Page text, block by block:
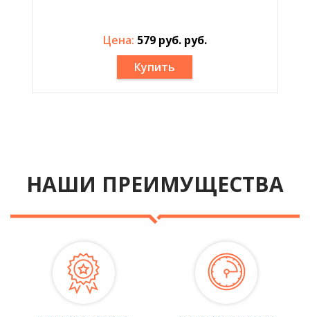
Цена: 579 руб. руб.
Купить
НАШИ ПРЕИМУЩЕСТВА